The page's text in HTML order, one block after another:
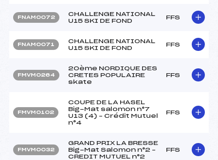
FNAM0072
CHALLENGE NATIONAL
U15 SKI DE FOND
FFS
FNAM0071
CHALLENGE NATIONAL
U15 SKI DE FOND
FFS
FMVM0264
20ème NORDIQUE DES
CRETES POPULAIRE
skate
FFS
FMVM0102
COUPE DE LA HASEL
Big-Mat salomon n°7
U13 (4) – Crédit Mutuel
n°4
FFS
FMVM0032
GRAND PRIX LA BRESSE
Big-Mat Salomon n°2 –
CREDIT MUTUEL n°2
FFS